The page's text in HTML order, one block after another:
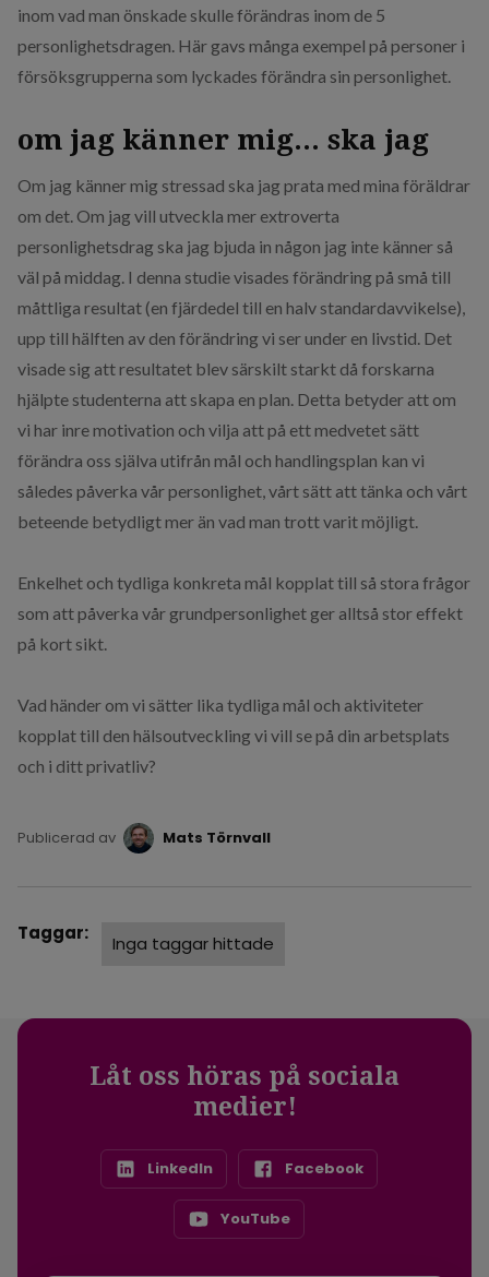
inom vad man önskade skulle förändras inom de 5
personlighetsdragen. Här gavs många exempel på personer i
försöksgrupperna som lyckades förändra sin personlighet.
om jag känner mig... ska jag
Om jag känner mig stressad ska jag prata med mina föräldrar
om det. Om jag vill ​utveckla mer extroverta
personlighetsdrag ska jag bjuda in någon jag inte känner så
väl på middag. I denna studie visades förändring på små till
måttliga resultat (en fjärdedel till en halv standardavvikelse),
upp till hälften av den förändring vi ser under en livstid. Det
visade sig att resultatet blev särskilt starkt då forskarna
hjälpte studenterna att skapa en plan. Detta betyder att om
vi har inre motivation och vilja att på ett medvetet sätt
förändra oss själva utifrån mål och handlingsplan kan vi
således påverka vår personlighet, vårt sätt att tänka och vårt
beteende betydligt mer än vad man trott varit möjligt.
Enkelhet och tydliga konkreta mål kopplat till så stora frågor
som att påverka vår grundpersonlighet ger alltså stor effekt
på kort sikt.
Vad händer om vi sätter lika tydliga mål och aktiviteter
kopplat till den hälsoutveckling vi vill se på din arbetsplats
och i ditt privatliv?
Publicerad av Mats Törnvall
Taggar: Inga taggar hittade
Låt oss höras på sociala
medier!
LinkedIn Facebook
YouTube